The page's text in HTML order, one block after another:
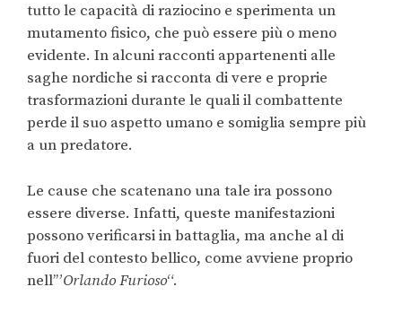
tutto le capacità di raziocino e sperimenta un
mutamento fisico, che può essere più o meno
evidente. In alcuni racconti appartenenti alle
saghe nordiche si racconta di vere e proprie
trasformazioni durante le quali il combattente
perde il suo aspetto umano e somiglia sempre più
a un predatore.
Le cause che scatenano una tale ira possono
essere diverse. Infatti, queste manifestazioni
possono verificarsi in battaglia, ma anche al di
fuori del contesto bellico, come avviene proprio
nell’”Orlando Furioso“.